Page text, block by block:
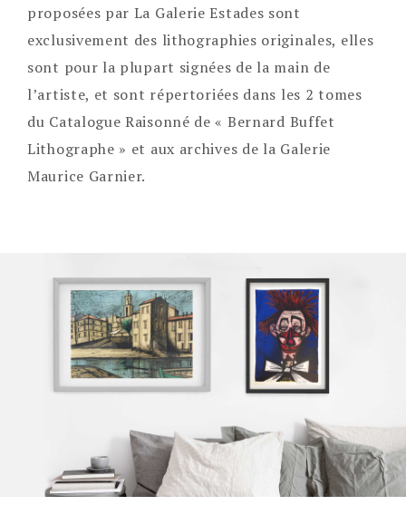
proposées par La Galerie Estades sont
exclusivement des lithographies originales, elles
sont pour la plupart signées de la main de
l’artiste, et sont répertoriées dans les 2 tomes
du Catalogue Raisonné de « Bernard Buffet
Lithographe » et aux archives de la Galerie
Maurice Garnier.